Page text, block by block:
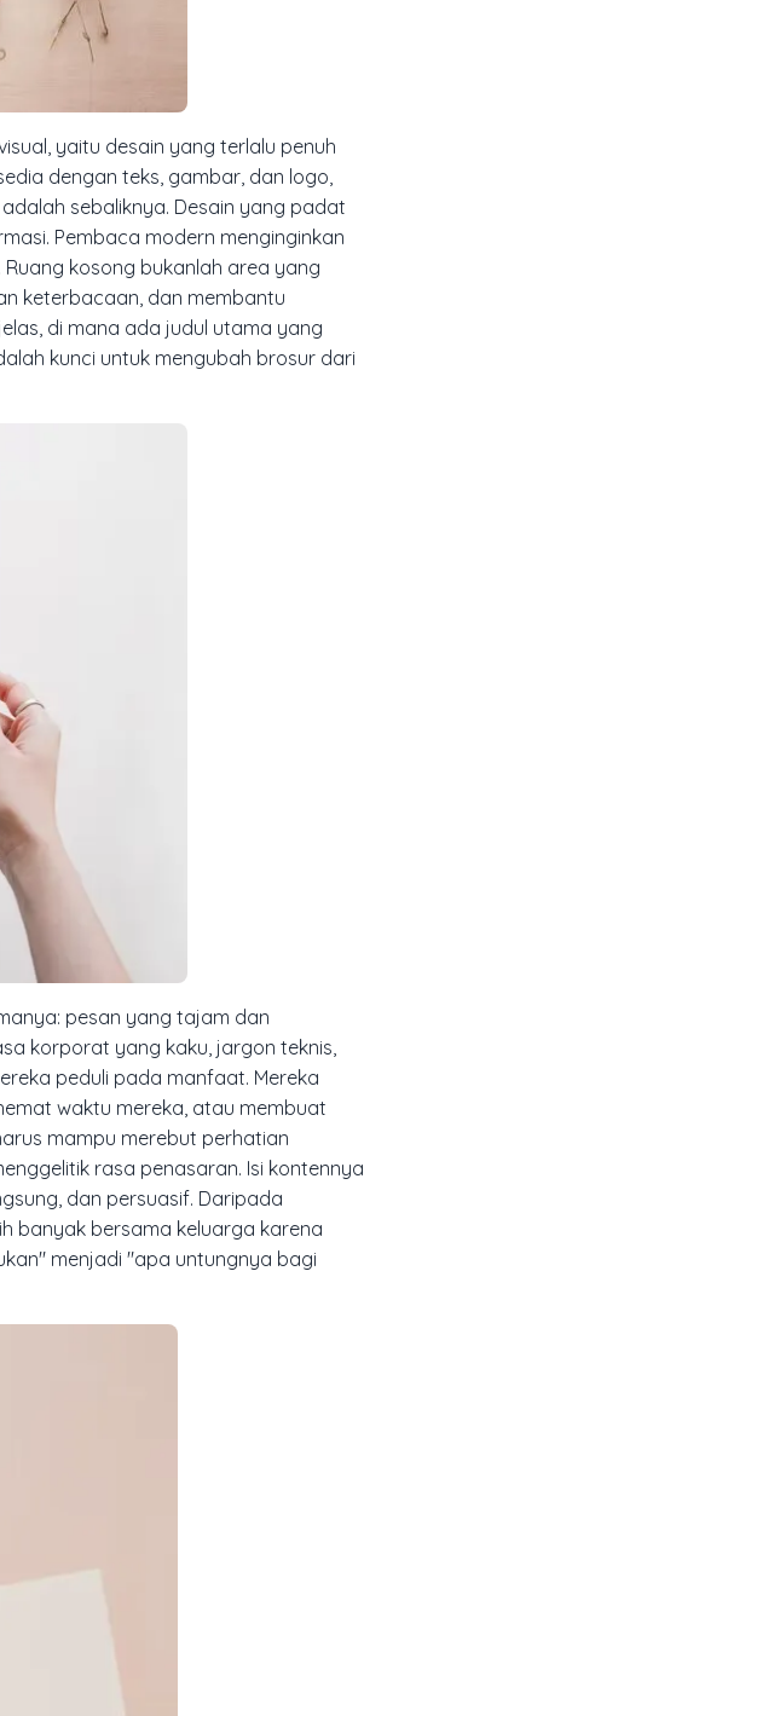
yaitu desain yang terlalu penuh
dengan teks, gambar, dan logo,
sebaliknya. Desain yang padat
Pembaca modern menginginkan
Ruang kosong bukanlah area yang
keterbacaan, dan membantu
di mana ada judul utama yang
kunci untuk mengubah brosur dari
pesan yang tajam dan
korporat yang kaku, jargon teknis,
peduli pada manfaat. Mereka
waktu mereka, atau membuat
mampu merebut perhatian
rasa penasaran. Isi kontennya
dan persuasif. Daripada
banyak bersama keluarga karena
menjadi "apa untungnya bagi